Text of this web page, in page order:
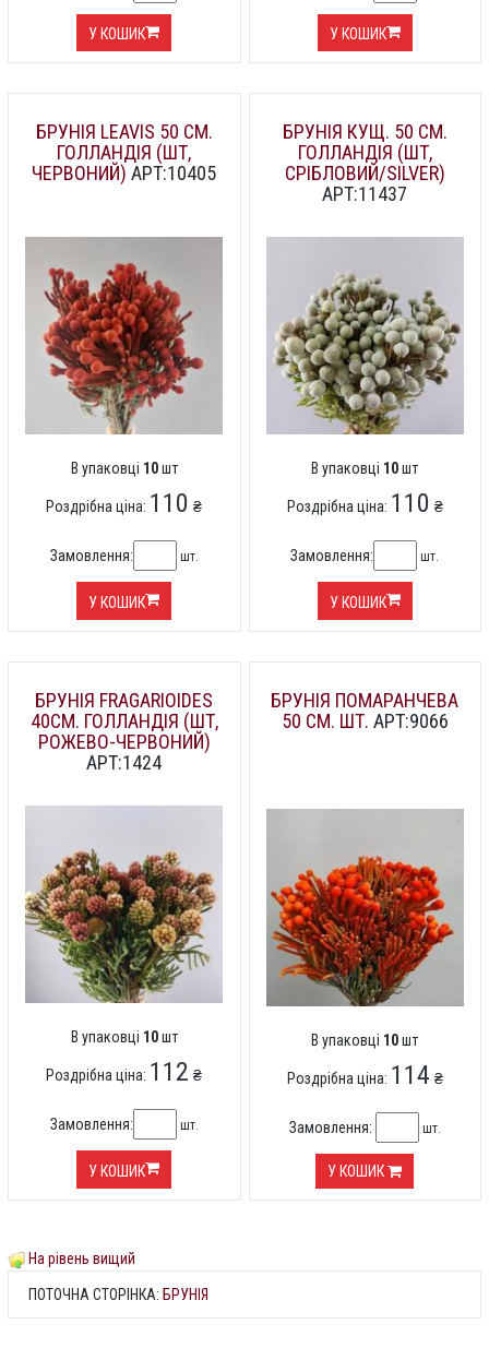
У КОШИК У КОШИК
БРУНІЯ LEAVIS 50 СМ.
ГОЛЛАНДІЯ (ШТ,
ЧЕРВОНИЙ) АРТ:10405
В упаковці 10шт
Роздрібна ціна: 110 ₴
Замовлення: шт.
У КОШИК
БРУНІЯ КУЩ. 50 СМ.
ГОЛЛАНДІЯ (ШТ,
СРІБЛОВИЙ/SILVER)
АРТ:11437
В упаковці 10шт
Роздрібна ціна: 110 ₴
Замовлення: шт.
У КОШИК
БРУНІЯ FRAGARIOIDES
40СМ. ГОЛЛАНДІЯ (ШТ,
РОЖЕВО-ЧЕРВОНИЙ)
АРТ:1424
В упаковці 10шт
Роздрібна ціна: 112 ₴
Замовлення: шт.
У КОШИК
БРУНІЯ ПОМАРАНЧЕВА
50 СМ. ШТ. АРТ:9066
В упаковці 10шт
Роздрібна ціна: 114 ₴
Замовлення: шт.
У КОШИК
На рівень вищий
ПОТОЧНА СТОРІНКА: БРУНІЯ